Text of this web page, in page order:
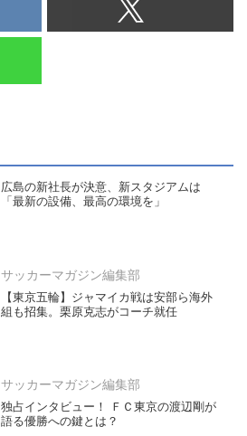
広島の新社長が決意、新スタジアムは
「最新の設備、最高の環境を」
サッカーマガジン編集部
【東京五輪】ジャマイカ戦は安部ら海外
組も招集。栗原克志がコーチ就任
サッカーマガジン編集部
独占インタビュー！ ＦＣ東京の渡辺剛が
語る優勝への鍵とは？